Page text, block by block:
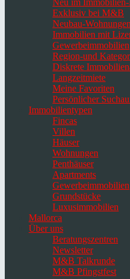
Neu im
Exklusiv bei M&B
Neubau-
Immobilien mit
Gewerbeimmobilien
Region-und
Diskrete
Langzeitmiete
Meine Favoriten
Persönlicher
Immobilientypen
Fincas
Villen
Häuser
Wohnungen
Penthäuser
Apartments
Gewerbeimmobilien
Grundstücke
Luxusimmobilien
Mallorca
Über uns
Beratungszentren
Newsletter
M&B Talkrunde
M&B Pfingstfest